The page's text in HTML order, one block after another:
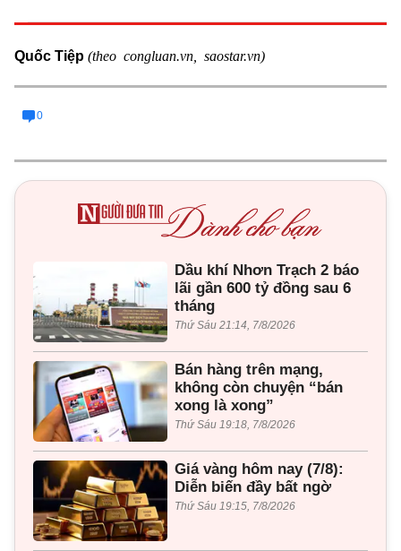
Quốc Tiệp (theo congluan.vn, saostar.vn)
0
Dầu khí Nhơn Trạch 2 báo
lãi gần 600 tỷ đồng sau 6
tháng
Thứ Sáu 21:14, 7/8/2026
Bán hàng trên mạng,
không còn chuyện “bán
xong là xong”
Thứ Sáu 19:18, 7/8/2026
Giá vàng hôm nay (7/8):
Diễn biến đầy bất ngờ
Thứ Sáu 19:15, 7/8/2026